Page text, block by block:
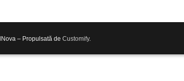
– Propulsată de Customify.